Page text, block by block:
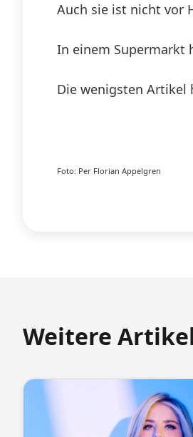
Auch sie ist nicht vor
In einem Supermarkt
Die wenigsten Artikel
Foto: Per Florian Appelgren
Weitere